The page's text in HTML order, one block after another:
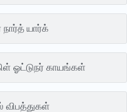
யார்க்
ஓட்டுநர் காயங்கள்